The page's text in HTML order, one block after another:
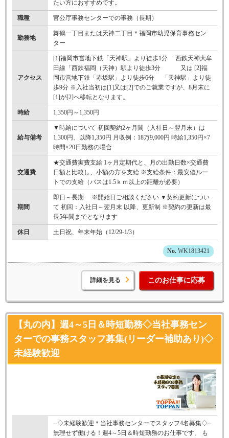
たい方におすすめです。
職種 官公庁事務センターでの事務（長期）
勤務地
舞鶴一丁目または天神二丁目＊福岡市幼児保育事務セン
ター
アクセス
[1]福岡市営地下鉄「天神駅」より徒歩1分 西鉄天神大牟
田線「西鉄福岡（天神）駅より徒歩3分 又は [2]福
岡市営地下鉄「赤坂駅」より徒歩6分 「天神駅」より徒
歩9分 ※入社当初は[1]又は[2]でのご就業ですが、8月末に
[1]が[2]へ移転となります。
時給 1,350円～1,350円
給与備考
▼時給について 初回契約2ヶ月間（入社日～翌月末）は
1,300円、以降1,350円 月収例：18万9,000円 時給1,350円×7
時間×20日勤務の場合
交通費
★交通費実費支給 1ヶ月定期代と、月の出勤日数×交通費
日額と比較し、小額の方を支給 ※支給条件：最安値ルー
トでの支給（バスは1.5ｋｍ以上の距離が必要）
期間
即日～長期 ※開始日ご相談ください ▼契約更新につい
て 初回：入社日～翌月末 以降、更新制 ※契約の更新は最
長5年間までとなります
休日 土日祝、年末年始（12/29-1/3）
WK1813421
詳細を見る このお仕事に応募
【丸の内】週4～5日＆時短勤務◇当社事務セン
ターでの事務スタッフ募集(リーダー補助あり)◇
未経験歓迎
--◇未経験歓迎＊当社事務センターでスタッフ4名募集◇--
無理せず働ける！週4～5日＆時短勤務のお仕事です。 も